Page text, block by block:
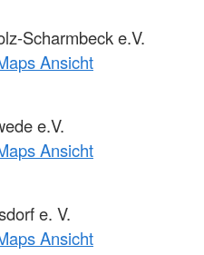
Scharmbeck e.V.
Ansicht
e.V.
Ansicht
e. V.
Ansicht